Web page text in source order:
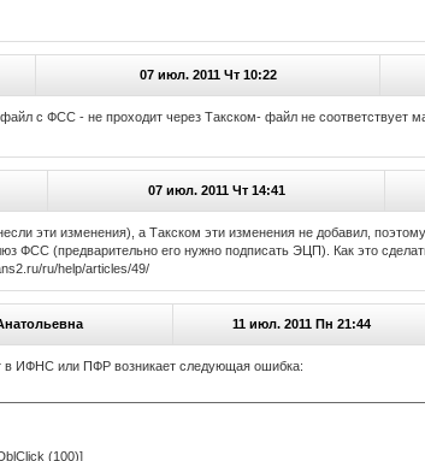
07 июл. 2011 Чт 10:22
с ФСС - не проходит через Такском- файл не соответствует
07 июл. 2011 Чт 14:41
эти изменения), а Такском эти изменения не добавил,
ФСС (предварительно его нужно подписать ЭЦП). Как это
ru/help/articles/49/
11 июл. 2011 Пн 21:44
в ИФНС или ПФР возникает следующая ошибка:
(100)]